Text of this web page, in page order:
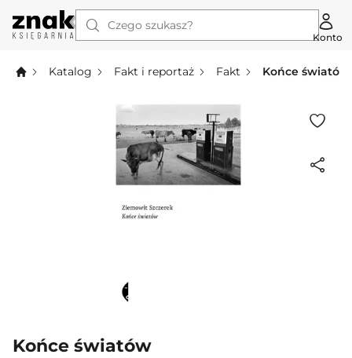
Czego szukasz?
Konto
Katalog Fakt i reportaż Fakt Końce światów
Końce światów